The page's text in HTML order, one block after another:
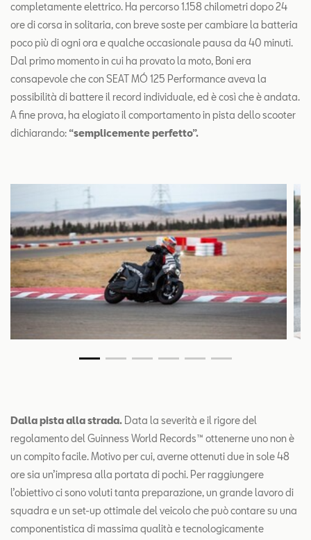
completamente elettrico. Ha percorso 1.158 chilometri dopo 24
ore di corsa in solitaria, con breve soste per cambiare la batteria
poco più di ogni ora e qualche occasionale pausa da 40 minuti.
Dal primo momento in cui ha provato la moto, Boni era
consapevole che con SEAT MÓ 125 Performance aveva la
possibilità di battere il record individuale, ed è così che è andata.
A fine prova, ha elogiato il comportamento in pista dello scooter
dichiarando: “semplicemente perfetto”.
Dalla pista alla strada. Data la severità e il rigore del
regolamento del Guinness World Records™ ottenerne uno non è
un compito facile. Motivo per cui, averne ottenuti due in sole 48
ore sia un’impresa alla portata di pochi. Per raggiungere
l’obiettivo ci sono voluti tanta preparazione, un grande lavoro di
squadra e un set-up ottimale del veicolo che può contare su una
componentistica di massima qualità e tecnologicamente